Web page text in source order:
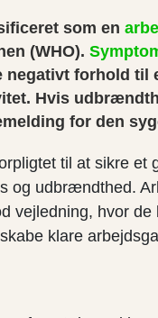
som en
(WHO).
negativt forhold til
Hvis
for den
til at sikre et
og udbrændthed.
vejledning, hvor
klare